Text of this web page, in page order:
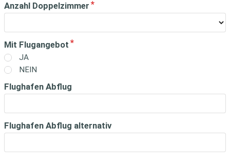
Anzahl Doppelzimmer
Mit Flugangebot
JA
NEIN
Flughafen Abflug
Flughafen Abflug alternativ